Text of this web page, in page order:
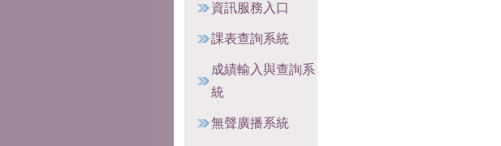
資訊服務入口
課表查詢系統
成績輸入與查詢系
統
無聲廣播系統